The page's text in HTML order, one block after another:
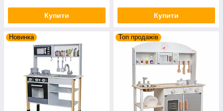
Купити Купити
Новинка Топ продажів